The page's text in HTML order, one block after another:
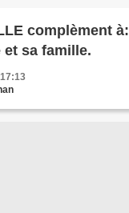
complèment à:
sa famille.